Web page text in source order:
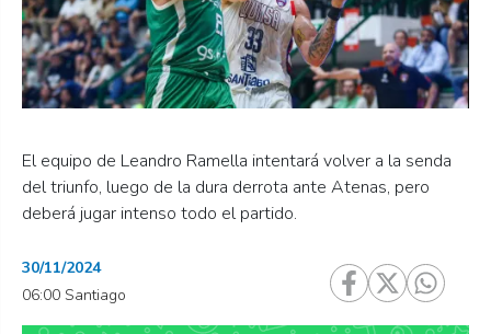
El equipo de Leandro Ramella intentará volver a la senda
del triunfo, luego de la dura derrota ante Atenas, pero
deberá jugar intenso todo el partido.
30/11/2024
06:00 Santiago